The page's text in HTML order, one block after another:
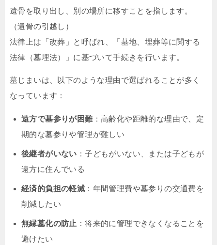
遺骨を取り出し、別の場所に移すことを指します。
（遺骨の引越し）
法律上は「改葬」と呼ばれ、「墓地、埋葬等に関する
法律（墓埋法）」に基づいて手続きを行います。
墓じまいは、以下のような理由で選ばれることが多く
なっています：
遠方で墓参りが困難：高齢化や距離的な理由で、定
期的な墓参りや管理が難しい
後継者がいない ：子どもがいない、または子どもが
遠方に住んでいる
経済的負担の軽減 ：年間管理費や墓参りの交通費を
削減したい
無縁墓化の防止 ：将来的に管理できなくなることを
避けたい